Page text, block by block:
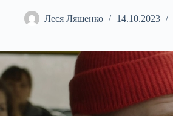
Леся Ляшенко 14.10.2023